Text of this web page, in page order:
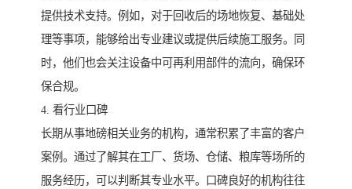
提供技术支持。例如，对于回收后的场地恢复、基础处
理等事项，能够给出专业建议或提供后续施工服务。同
时，他们也会关注设备中可再利用部件的流向，确保环
保合规。
4. 看行业口碑
长期从事地磅相关业务的机构，通常积累了丰富的客户
案例。通过了解其在工厂、货场、仓储、粮库等场所的
服务经历，可以判断其专业水平。口碑良好的机构往往